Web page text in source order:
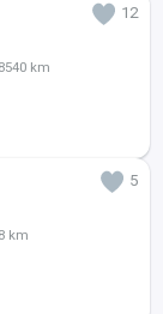
12
km
5
km